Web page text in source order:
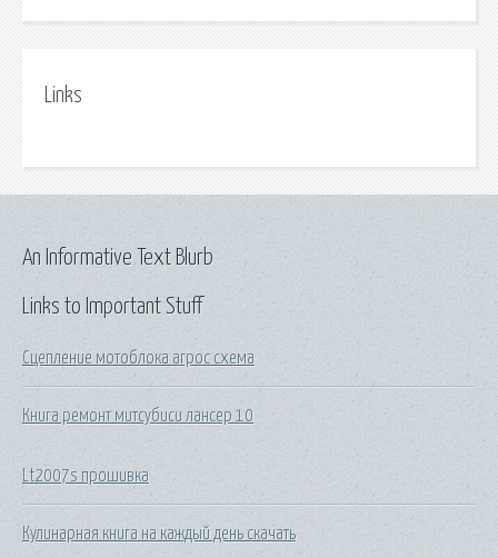
Links
Links to Important Stuff
Сцепление мотоблока агрос схема
Книга ремонт митсубиси лансер 10
Lt2007s прошивка
Кулинарная книга на каждый день скачать
An Informative Text Blurb